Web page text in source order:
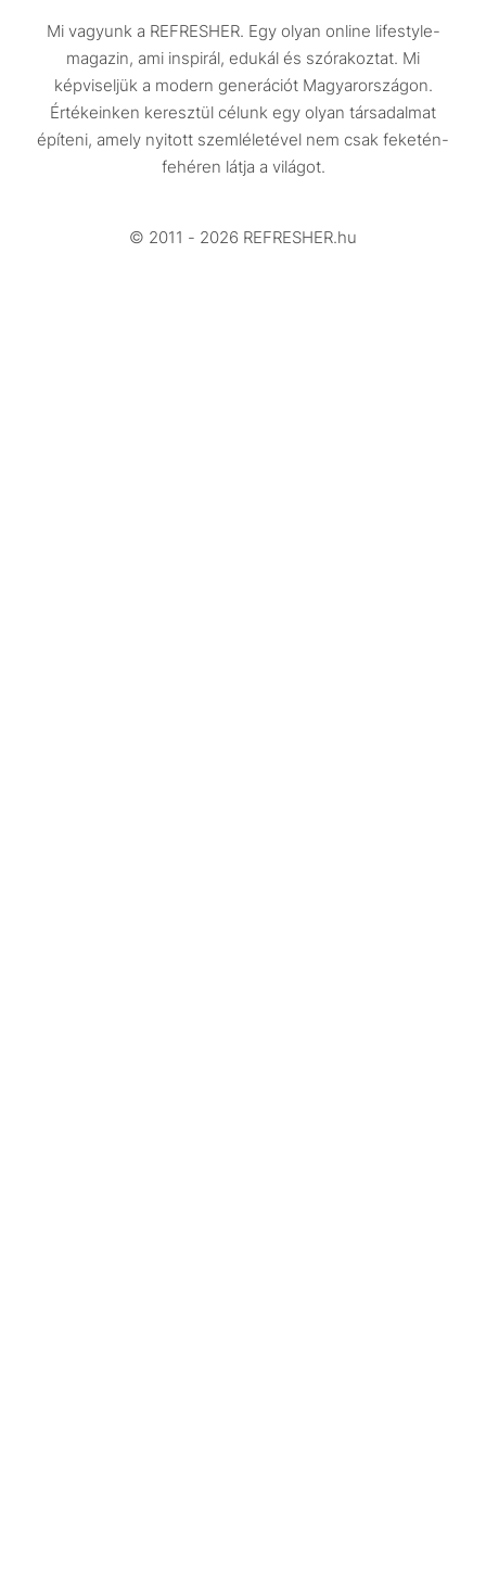
Utazás
Életmód
Design
Beszélgetések
Videó
Mi vagyunk a REFRESHER. Egy olyan online lifestyle-
magazin, ami inspirál, edukál és szórakoztat. Mi
képviseljük a modern generációt Magyarországon.
Értékeinken keresztül célunk egy olyan társadalmat
építeni, amely nyitott szemléletével nem csak feketén-
fehéren látja a világot.
© 2011 - 2026 REFRESHER.hu